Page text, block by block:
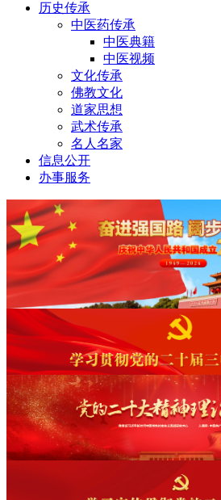
历史传承
中医药传承
中医典籍
中医视频
文化传承
佛教文化
道家思想
武术传承
名人名家
信息公开
办事服务